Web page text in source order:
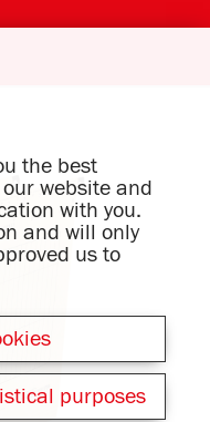
the best
website and
with you.
and will only
us to
purposes